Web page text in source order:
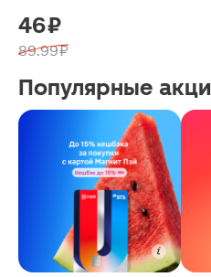
46 ₽
89.99 ₽
Популярные